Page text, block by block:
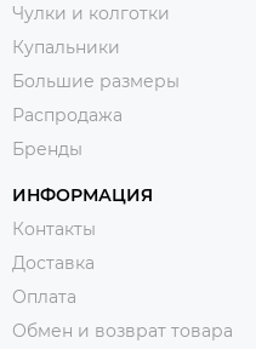
Чулки и колготки
Купальники
Большие размеры
Распродажа
Бренды
ИНФОРМАЦИЯ
Контакты
Доставка
Оплата
Обмен и возврат товара